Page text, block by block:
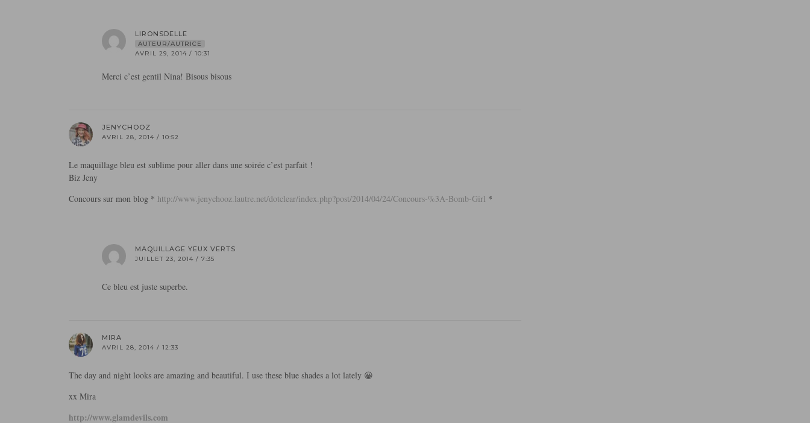
LIRONSDELLE
AUTEUR/AUTRICE
AVRIL 29, 2014 / 10:31
Merci c’est gentil Nina! Bisous bisous
JENYCHOOZ
AVRIL 28, 2014 / 10:52
Le maquillage bleu est sublime pour aller dans une soirée c’est parfait !
Biz Jeny
Concours sur mon blog * http://www.jenychooz.lautre.net/dotclear/index.php?post/2014/04/24/Concours-%3A-Bomb-Girl *
MAQUILLAGE YEUX VERTS
JUILLET 23, 2014 / 7:35
Ce bleu est juste superbe.
MIRA
AVRIL 28, 2014 / 12:33
The day and night looks are amazing and beautiful. I use these blue shades a lot lately 😀
xx Mira
http://www.glamdevils.com